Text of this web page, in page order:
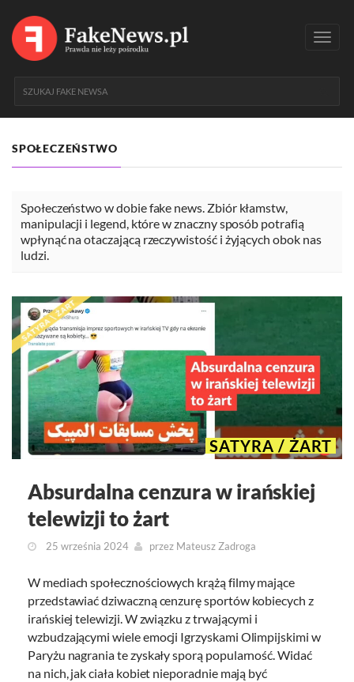
SPOŁECZEŃSTWO
Społeczeństwo w dobie fake news. Zbiór kłamstw,
manipulacji i legend, które w znaczny sposób potrafią
wpłynąć na otaczającą rzeczywistość i żyjących obok nas
ludzi.
SATYRA / ŻART
Absurdalna cenzura w irańskiej
telewizji to żart
25 września 2024 przez Mateusz Zadroga
W mediach społecznościowych krążą filmy mające
przedstawiać dziwaczną cenzurę sportów kobiecych z
irańskiej telewizji. W związku z trwającymi i
wzbudzającymi wiele emocji Igrzyskami Olimpijskimi w
Paryżu nagrania te zyskały sporą popularność. Widać
na nich, jak ciała kobiet nieporadnie mają być